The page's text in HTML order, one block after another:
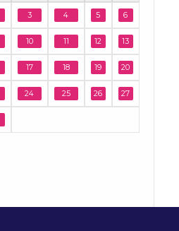
3 4 5 6
10 11 12 13
17 18 19 20
24 25 26 27